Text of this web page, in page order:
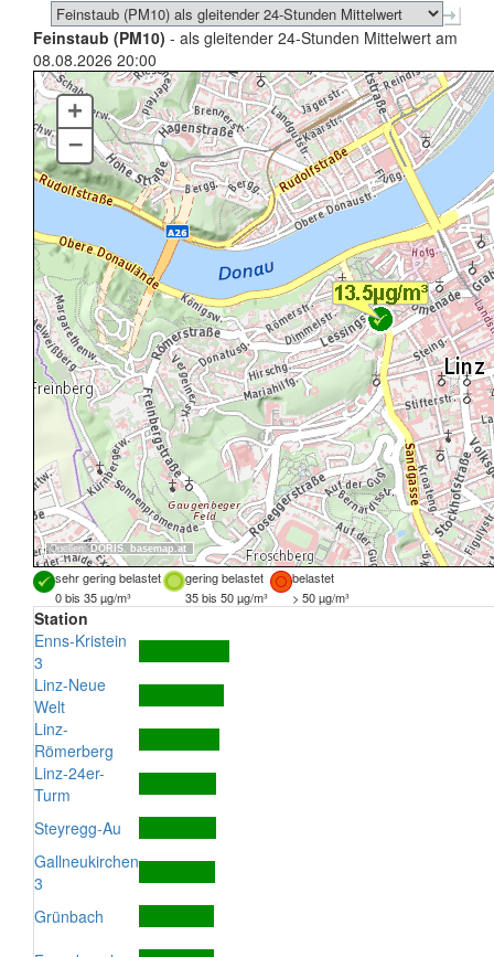
Feinstaub (PM10) - als gleitender 24-Stunden Mittelwert am
08.08.2026 20:00
Quellen:DORIS, basemap.at
+
–
sehr gering belastet gering belastet
belastet
0 bis 35 µg/m³
35 bis 50 µg/m³ > 50 µg/m³
Station
Enns-Kristein
3
Linz-Neue
Welt
Linz-
Römerberg
Linz-24er-
Turm
Steyregg-Au
Gallneukirchen
3
Grünbach